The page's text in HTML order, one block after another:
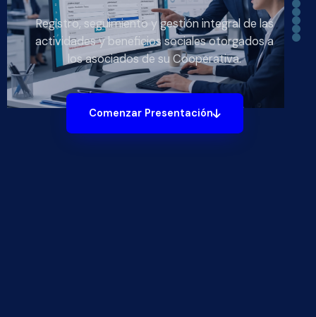
Registro, seguimiento y gestión integral de las
actividades y beneficios sociales otorgados a
los asociados de su Cooperativa.
Comenzar Presentación